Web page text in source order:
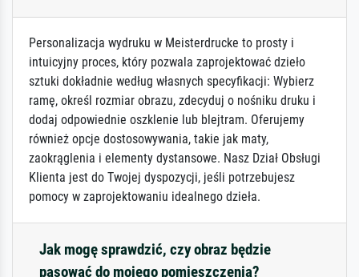
Personalizacja wydruku w Meisterdrucke to prosty i
intuicyjny proces, który pozwala zaprojektować dzieło
sztuki dokładnie według własnych specyfikacji: Wybierz
ramę, określ rozmiar obrazu, zdecyduj o nośniku druku i
dodaj odpowiednie oszklenie lub blejtram. Oferujemy
również opcje dostosowywania, takie jak maty,
zaokrąglenia i elementy dystansowe. Nasz Dział Obsługi
Klienta jest do Twojej dyspozycji, jeśli potrzebujesz
pomocy w zaprojektowaniu idealnego dzieła.
Jak mogę sprawdzić, czy obraz będzie
pasować do mojego pomieszczenia?